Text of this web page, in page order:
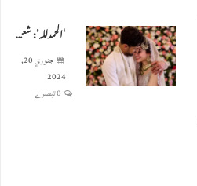
‘الحمدللہ’: شعیب ملک نے ثنا جاوید سے شادی کرلی
جنوري 20,
2024
0 تبصرے